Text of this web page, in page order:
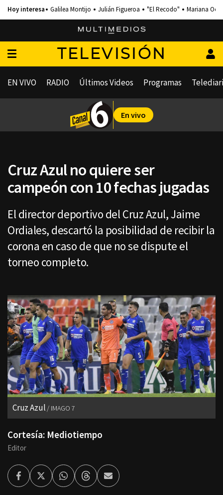
Galilea Montijo Julián Figueroa "El Recodo" Mariana
TELEVISIÓN
EN VIVO RADIO Últimos Videos Programas
En vivo
Cruz Azul no quiere ser
campeón con 10 fechas jugadas
El director deportivo del Cruz Azul, Jaime
Ordiales, descartó la posibilidad de recibir la
corona en caso de que no se dispute el
torneo completo.
Cruz Azul IMAGO 7
Cortesía: Mediotiempo
Editor
FacebookTwitterWhatsappThreadsEnviar
por